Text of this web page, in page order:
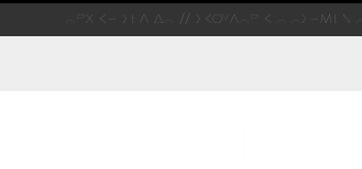
ΑΡΧΙΚΗ ΣΕΛΙΔΑ ΣΚΟΥΛΑΡΙΚΙΑ ΑΣΗΜΕΝΙΑ